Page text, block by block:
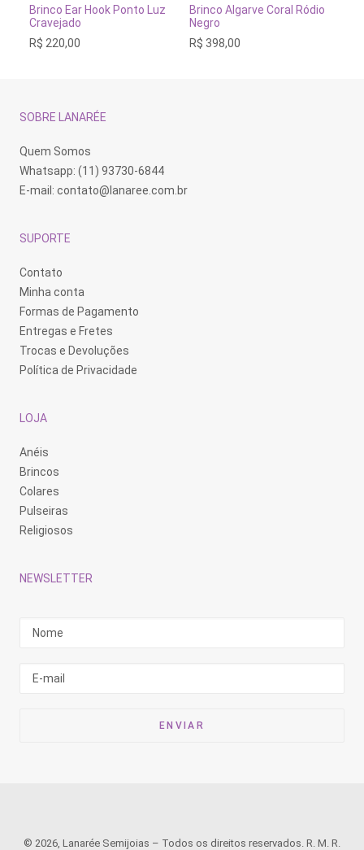
ADICIONAR AO CARRINHO
Brinco Ear Hook Ponto Luz
Cravejado
R$ 220,00
ADICIONAR AO
Brinco Algarve Coral Ródio
Negro
R$ 398,00
SOBRE LANARÉE
Quem Somos
Whatsapp: (11) 93730-6844
E-mail: contato@lanaree.com.br
SUPORTE
Contato
Minha conta
Formas de Pagamento
Entregas e Fretes
Trocas e Devoluções
Política de Privacidade
LOJA
Anéis
Brincos
Colares
Pulseiras
Religiosos
NEWSLETTER
© 2026, Lanarée Semijoias – Todos os direitos reservados. R. M. R.